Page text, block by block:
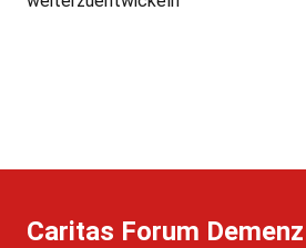
Caritas Forum Demenz